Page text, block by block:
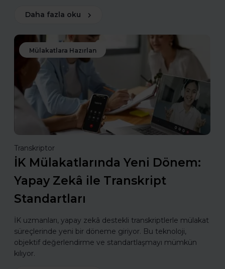
Daha fazla oku
Mülakatlara Hazırlan
Transkriptor
İK Mülakatlarında Yeni Dönem:
Yapay Zekâ ile Transkript
Standartları
İK uzmanları, yapay zekâ destekli transkriptlerle mülakat
süreçlerinde yeni bir döneme giriyor. Bu teknoloji,
objektif değerlendirme ve standartlaşmayı mümkün
kılıyor.